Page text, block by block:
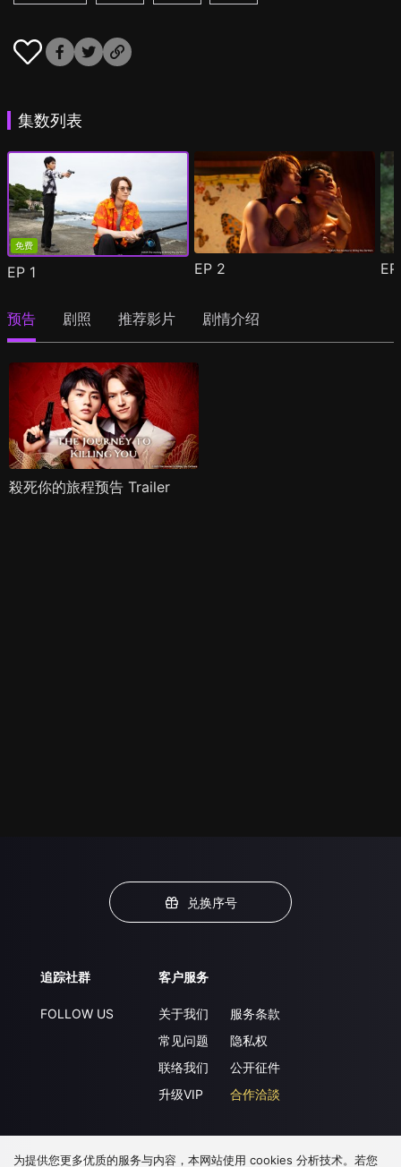
集数列表
免费
EP 1 EP 2
预告 剧照 推荐影片 剧情介绍
殺死你的旅程预告 Trailer
兑换序号
追踪社群
FOLLOW US
客户服务
关于我们
常见问题
联络我们
升级VIP
服务条款
隐私权
公开征件
合作洽談
下载 APP
为提供您更多优质的服务与内容，本网站使用 cookies 分析技术。若您